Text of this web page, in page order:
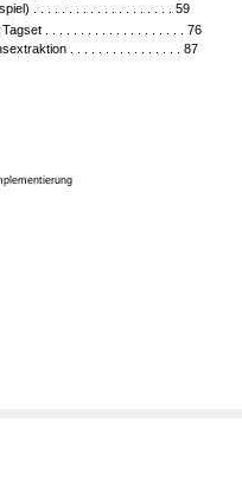
. . . . . . . . . . . . . . . . . . . . 59
. . . . . . . . . . . . . . . . . . . . 76
. . . . . . . . . . . . . . . . 87